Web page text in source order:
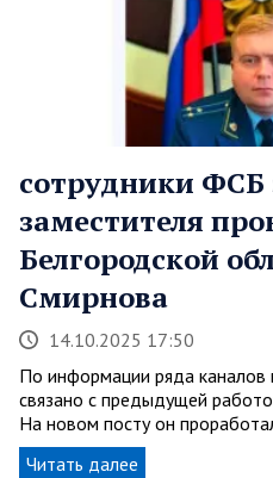
сотрудники ФСБ
заместителя
Белгородской
Смирнова
14.10.2025 17:50
По информации ряда каналов
связано с предыдущей
На новом посту он
Читать далее